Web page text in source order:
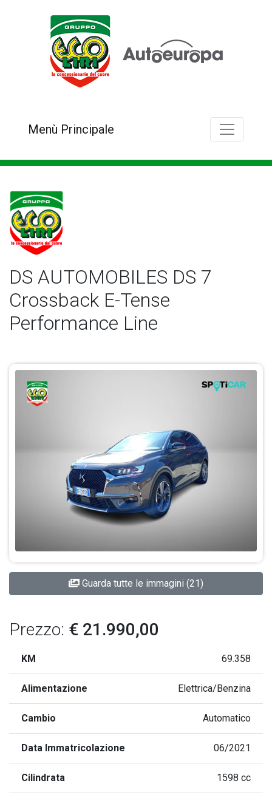
Menù Principale
DS AUTOMOBILES DS 7
Crossback E-Tense
Performance Line
Guarda tutte le immagini (21)
Prezzo: € 21.990,00
KM 69.358
Alimentazione Elettrica/Benzina
Cambio Automatico
Data Immatricolazione 06/2021
Cilindrata 1598 cc